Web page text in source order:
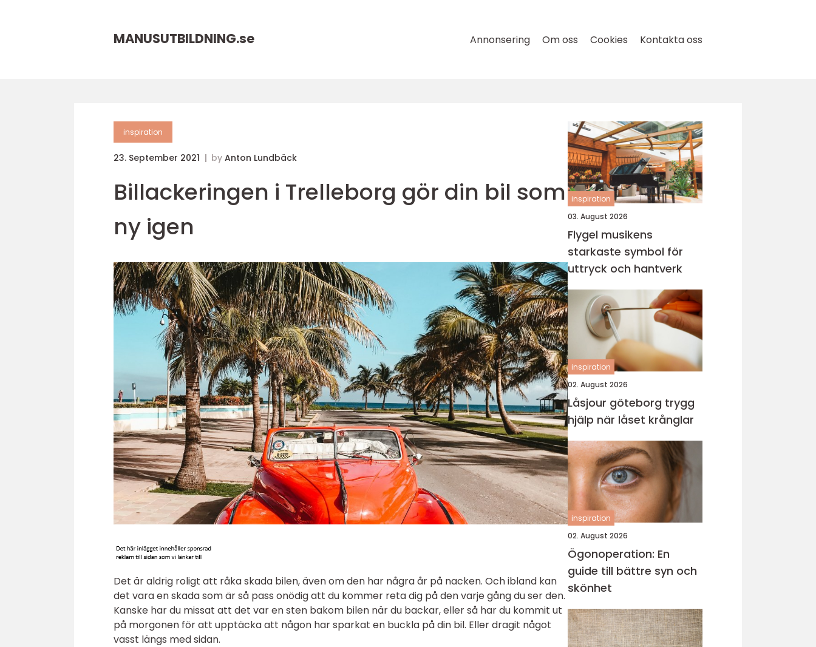
MANUSUTBILDNING.se Annonsering Om oss Cookies Kontakta oss
inspiration
23. September 2021 by Anton Lundbäck
Billackeringen i Trelleborg gör din bil som
ny igen
Det är aldrig roligt att råka skada bilen, även om den har några år på nacken. Och ibland kan
det vara en skada som är så pass onödig att du kommer reta dig på den varje gång du ser den.
Kanske har du missat att det var en sten bakom bilen när du backar, eller så har du kommit ut
på morgonen för att upptäcka att någon har sparkat en buckla på din bil. Eller dragit något
vasst längs med sidan.
inspiration
03. August 2026
Flygel musikens
starkaste symbol för
uttryck och hantverk
inspiration
02. August 2026
Låsjour göteborg trygg
hjälp när låset krånglar
inspiration
02. August 2026
Ögonoperation: En
guide till bättre syn och
skönhet